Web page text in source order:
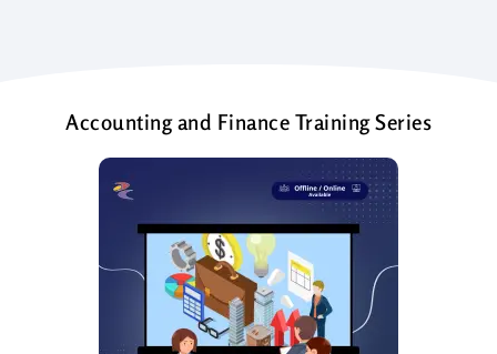
Accounting and Finance Training Series